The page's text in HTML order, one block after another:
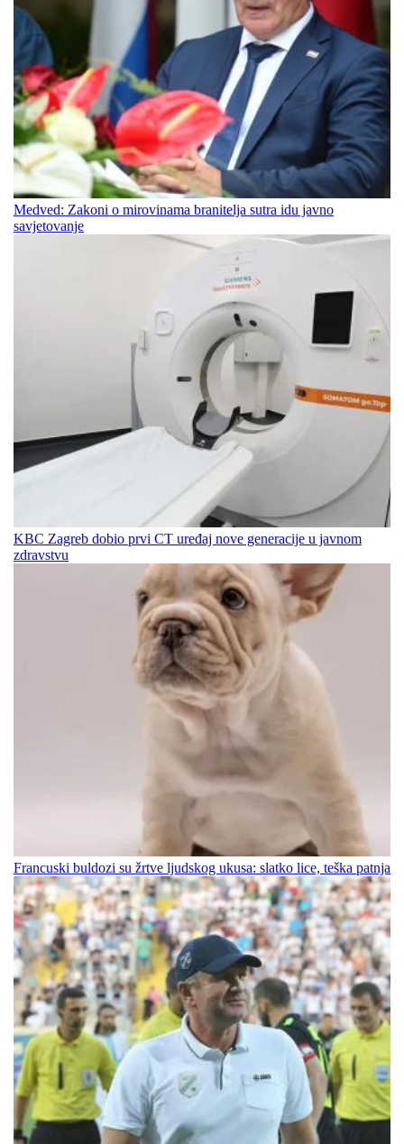
Medved: Zakoni o mirovinama branitelja sutra idu javno
savjetovanje
KBC Zagreb dobio prvi CT uređaj nove generacije u javnom
zdravstvu
Francuski buldozi su žrtve ljudskog ukusa: slatko lice, teška patnja